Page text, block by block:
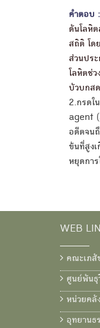
คำตอบ :
ดันโลหิ
สถิติ โด
ส่วนปร
โลหิตช่
บัวบกส
2.กรดใ
agent (
อดีตจน
ข้นที่สูง
หยุดกา
WEB
คณะเภสั
ศูนย์พันธุ
หน่วยคลั
อุทยานธ